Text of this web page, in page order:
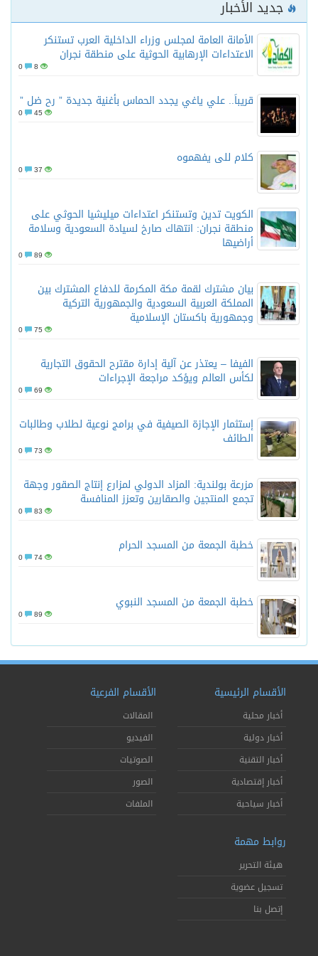
جديد الأخبار
الأمانة العامة لمجلس وزراء الداخلية العرب تستنكر
الاعتداءات الإرهابية الحوثية على منطقة نجران
8
قريباً.. علي ياغي يجدد الحماس بأغنية جديدة ” رح ضل ”
45
كلام للى يفهموه
37
الكويت تدين وتستنكر اعتداءات ميليشيا الحوثي على
منطقة نجران: انتهاك صارخ لسيادة السعودية وسلامة
أراضيها
89
بيان مشترك لقمة مكة المكرمة للدفاع المشترك بين
المملكة العربية السعودية والجمهورية التركية
وجمهورية باكستان الإسلامية
75
الفيفا – يعتذر عن آلية إدارة مقترح الحقوق التجارية
لكأس العالم ويؤكد مراجعة الإجراءات
69
إستثمار الإجازة الصيفية في برامج نوعية لطلاب وطالبات
الطائف
73
مزرعة بولندية: المزاد الدولي لمزارع إنتاج الصقور وجهة
تجمع المنتجين والصقارين وتعزز المنافسة
83
خطبة الجمعة من المسجد الحرام
74
خطبة الجمعة من المسجد النبوي
89
الأقسام الرئيسية
أخبار محلية
أخبار دولية
أخبار التقنية
أخبار إقتصادية
أخبار سياحية
الأقسام الفرعية
المقالات
الفيديو
الصوتيات
الصور
الملفات
روابط مهمة
هيئة التحرير
تسجيل عضوية
إتصل بنا